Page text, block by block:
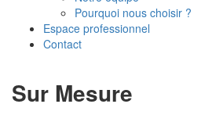
Pourquoi nous choisir ?
Espace professionnel
Contact
Sur Mesure